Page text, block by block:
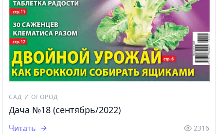
САД И ОГОРОД
Дача №18 (сентябрь/2022)
Читать 2316